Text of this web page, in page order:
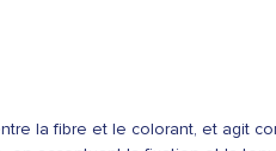
la fibre et le colorant, et agit